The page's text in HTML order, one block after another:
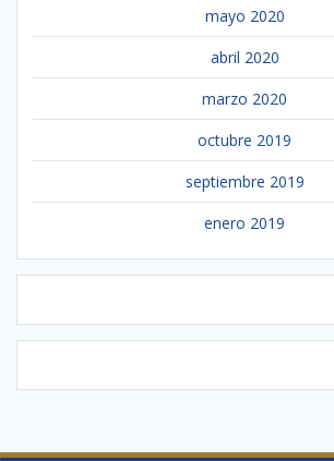
mayo 2020
abril 2020
marzo 2020
octubre 2019
septiembre 2019
enero 2019